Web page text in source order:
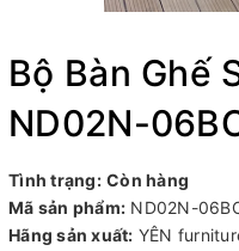
Bộ Bàn Ghế
ND02N-
Tình trạng: Còn hàng
Mã sản phẩm: ND02N-
Hãng sản xuất: YÊN